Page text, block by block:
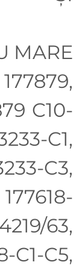
MARE
C10-
C1,
C3,
63,
C5,